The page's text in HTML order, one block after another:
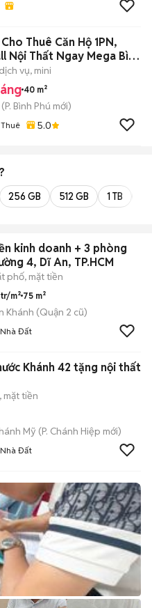
Thuê Căn Hộ 1PN,
Nội Thất Ngay Mega Bình
vụ, mini
40 m²
(P. Bình Phú mới)
5.0
256 GB 512 GB 1 TB
kinh doanh + 3 phòng
4, Dĩ An, TP.HCM
phố, mặt tiền
m² 75 m²
Khánh (Quận 2 cũ)
Đất
Khánh 42 tặng nội thất
mặt tiền
Mỹ (P. Chánh Hiệp mới)
Đất